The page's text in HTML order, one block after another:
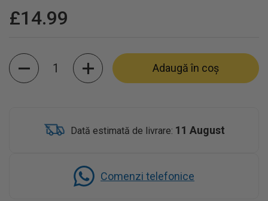
£14.99
Cantitate
Adaugă în coș
Dată estimată de livrare: 11 August
Comenzi telefonice